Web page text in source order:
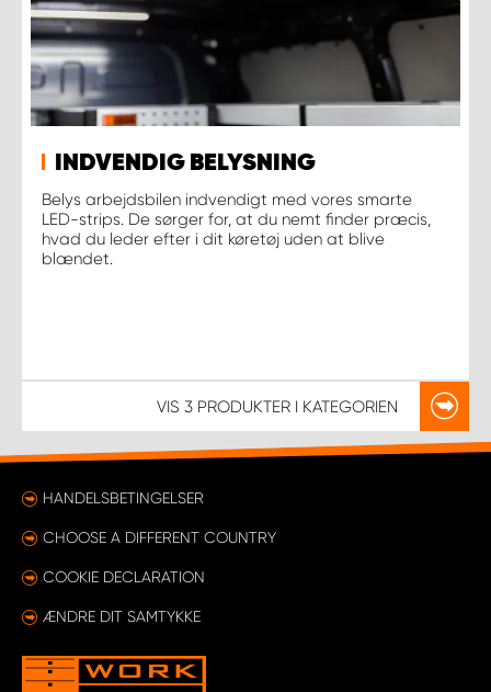
INDVENDIG BELYSNING
Belys arbejdsbilen indvendigt med vores smarte
LED-strips. De sørger for, at du nemt finder præcis,
hvad du leder efter i dit køretøj uden at blive
blændet.
VIS 3 PRODUKTER I KATEGORIEN
HANDELSBETINGELSER
CHOOSE A DIFFERENT COUNTRY
COOKIE DECLARATION
ÆNDRE DIT SAMTYKKE